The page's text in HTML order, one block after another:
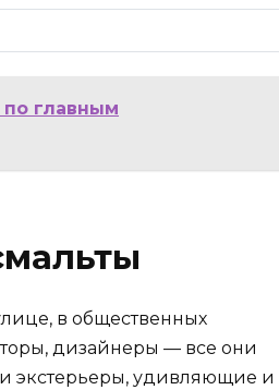
по главным
в общественных
дизайнеры — все они
и экстерьеры, удивляющие и